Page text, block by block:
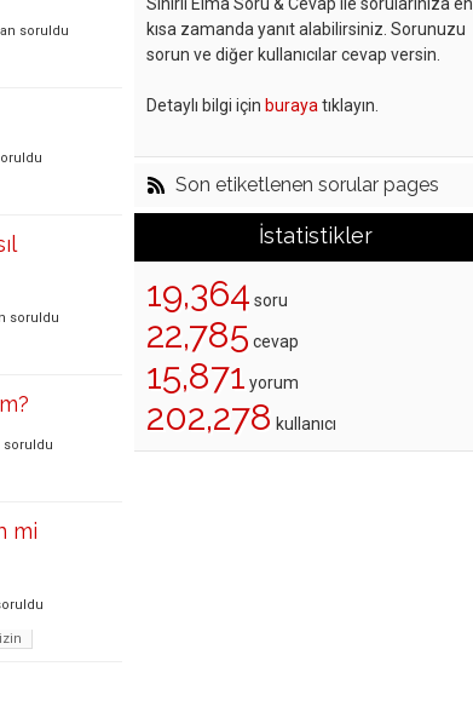
soruldu
soruldu
soruldu
mi
kısa zamanda yanıt alabilirsiniz. Sorunuzu
sorun ve diğer kullanıcılar cevap versin.
Detaylı bilgi için buraya tıklayın.
Son etiketlenen sorular pages
İstatistikler
19,364 soru
22,785 cevap
15,871 yorum
202,278 kullanıcı